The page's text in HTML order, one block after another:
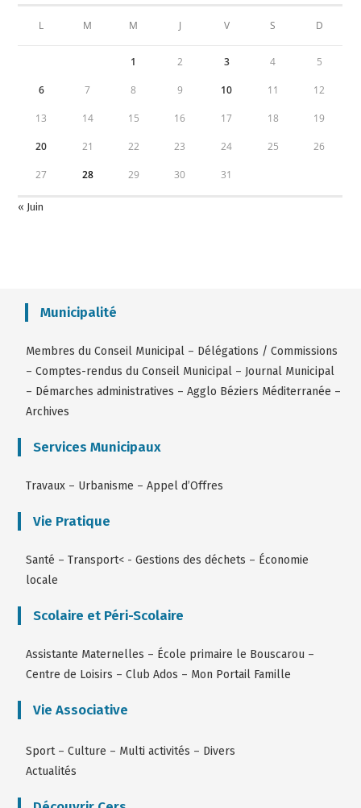
L M M J V S D
1 2 3 4 5
6 7 8 9 10 11 12
13 14 15 16 17 18 19
20 21 22 23 24 25 26
27 28 29 30 31
« Juin
Municipalité
Membres du Conseil Municipal – Délégations / Commissions
–Comptes-rendus du Conseil Municipal – Journal Municipal
– Démarches administratives –Agglo Béziers Méditerranée –
Archives
Services Municipaux
Travaux – Urbanisme –Appel d’Offres
Vie Pratique
Santé –Transport< -Gestions des déchets – Économie
locale
Scolaire et Péri-Scolaire
Assistante Maternelles – École primaire le Bouscarou –
Centre de Loisirs –Club Ados – Mon Portail Famille
Vie Associative
Sport –Culture – Multi activités – Divers
Actualités